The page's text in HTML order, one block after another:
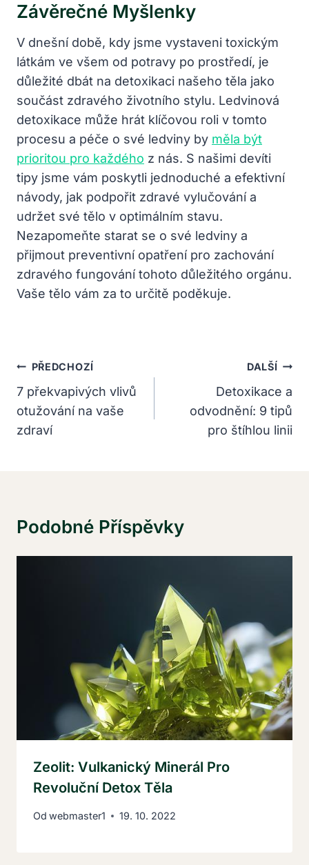
Závěrečné Myšlenky
V dnešní době, kdy jsme vystaveni toxickým
látkám ve všem od potravy po prostředí, je
důležité dbát na detoxikaci našeho těla jako
součást zdravého životního stylu. Ledvinová
detoxikace může hrát klíčovou roli v tomto
procesu a péče o své ledviny by měla být
prioritou pro každého z nás. S našimi devíti
tipy jsme vám poskytli jednoduché a efektivní
návody, jak podpořit zdravé vylučování a
udržet své tělo v optimálním stavu.
Nezapomeňte starat se o své ledviny a
přijmout preventivní opatření pro zachování
zdravého fungování tohoto důležitého orgánu.
Vaše tělo vám za to určitě poděkuje.
Navigace
Pro
Příspěvek
PŘEDCHOZÍ
7 překvapivých vlivů
otužování na vaše
zdraví
DALŠÍ
Detoxikace a
odvodnění: 9 tipů
pro štíhlou linii
Podobné Příspěvky
Zeolit: Vulkanický Minerál Pro
Revoluční Detox Těla
Od webmaster1 19. 10. 2022